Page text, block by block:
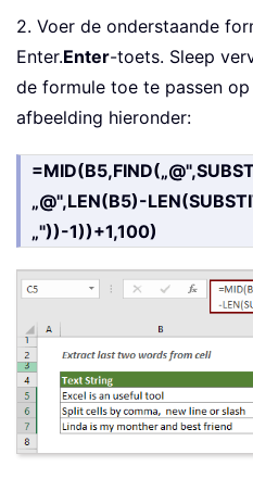
2. Voer de onderstaande
Enter.Enter-toets. Sleep
de formule toe te passen
afbeelding hieronder:
„@",LEN(B5)-
„"))-1))+1,100)